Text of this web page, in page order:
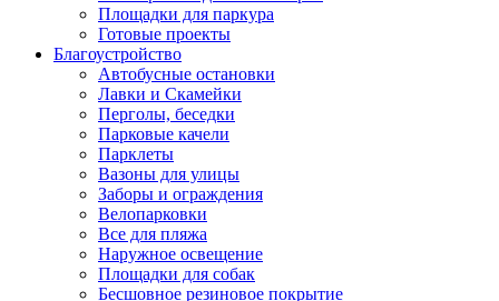
Площадки для паркура
Готовые проекты
Благоустройство
Автобусные остановки
Лавки и Скамейки
Перголы, беседки
Парковые качели
Парклеты
Вазоны для улицы
Заборы и ограждения
Велопарковки
Все для пляжа
Наружное освещение
Площадки для собак
Бесшовное резиновое покрытие